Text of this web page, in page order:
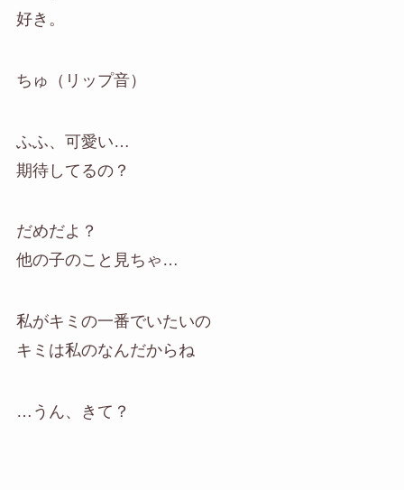
好き。
ちゅ（リップ音）
ふふ、可愛い…
期待してるの？
だめだよ？
他の子のこと見ちゃ…
私がキミの一番でいたいの
キミは私のなんだからね
…うん、きて？